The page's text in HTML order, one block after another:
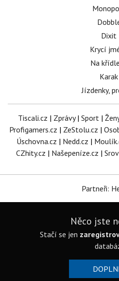
Dixit
Krycí
Na
Karak
Jízdenky,
Tiscali.cz | Zprávy| Sport |
Profigamers.cz | ZeStolu.cz |
Úschovna.cz | Nedd.cz |
CZhity.cz | Našepeníze.cz |
Partneři:
Něco jste
Stačí se jen